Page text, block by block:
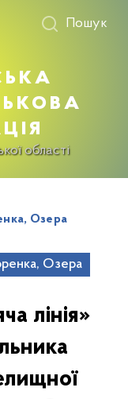
області
Пошук
Озера
Озера
лінія»